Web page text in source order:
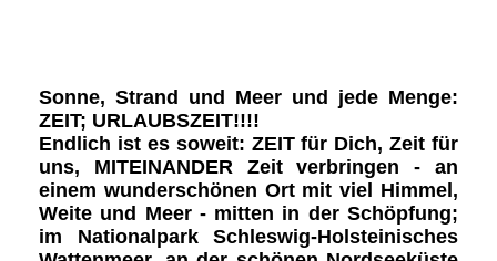
Sonne, Strand
und Meer und jede Menge:
ZEIT; URLAUBSZEIT!!!!
Endlich ist es soweit: ZEIT für Dich,Zeit für
uns, MITEINANDER Zeit verbringen - an
einem wunderschönen Ort mit viel Himmel,
Weite und Meer - mitten in der Schöpfung;
im Nationalpark Schleswig-Holsteinisches